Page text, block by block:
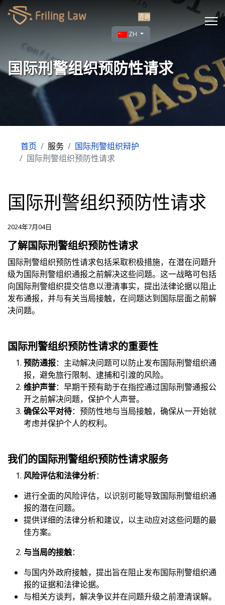
咨询
选择你的语音
ZH
国际刑警组织预防性请求
首页 服务
国际刑警组织辩护
国际刑警组织预防性请求
国际刑警组织预防性请求
2024年7月04日
了解国际刑警组织预防性请求
国际刑警组织预防性请求包括采取积极措施，在潜在问题升
级为国际刑警组织通报之前解决这些问题。这一战略可包括
向国际刑警组织提交信息以澄清事实，提出法律论据以阻止
发布通报，并与有关当局接触，在问题达到国际层面之前解
决问题。
国际刑警组织预防性请求的重要性
预防通报：主动解决问题可以防止发布国际刑警组织通
报，避免旅行限制、逮捕和引渡的风险。
维护声誉：早期干预有助于在指控通过国际刑警通报公
开之前解决问题，保护个人声誉。
确保公平对待：预防性地与当局接触，确保从一开始就
考虑并保护个人的权利。
我们的国际刑警组织预防性请求服务
风险评估和法律分析：
进行全面的风险评估，以识别可能导致国际刑警组织通
报的潜在问题。
提供详细的法律分析和建议，以主动应对这些问题的最
佳方案。
与当局的接触：
与国内外政府接触，提出旨在阻止发布国际刑警组织通
报的证据和法律论据。
与相关方谈判，解决争议并在问题升级之前澄清误解。